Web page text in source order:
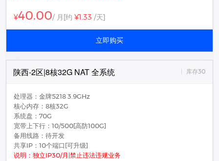
¥40.00/ 月 [约 ¥1.33 /天]
立即购买
陕西-2区|8核32G NAT 全系统 库存30
处理器：金牌5218 3.9GHz
核心内存：8核32G
系统盘：70G
宽带上下行：10/500[高防100G]
备用线路：待开发
共享IP：10个端口[可升级]
说明：独立IP30/月|禁止违法违规业务